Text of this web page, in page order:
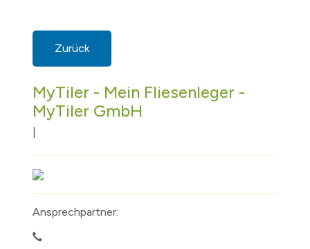
Zurück
MyTiler - Mein Fliesenleger -
MyTiler GmbH
Ansprechpartner: